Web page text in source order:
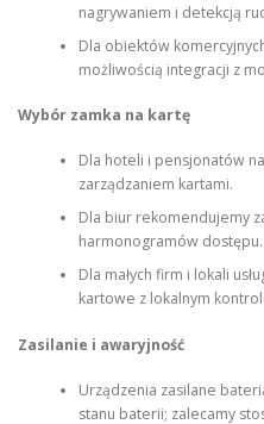
nagrywaniem i detekcją
Dla obiektów
możliwością integracji z
Wybór zamka na kartę
Dla hoteli i pensjonatów
zarządzaniem kartami.
Dla biur rekomendujemy
harmonogramów dostępu.
Dla małych firm i lokali
kartowe z lokalnym
Zasilanie i awaryjność
Urządzenia zasilane
stanu baterii; zalecamy